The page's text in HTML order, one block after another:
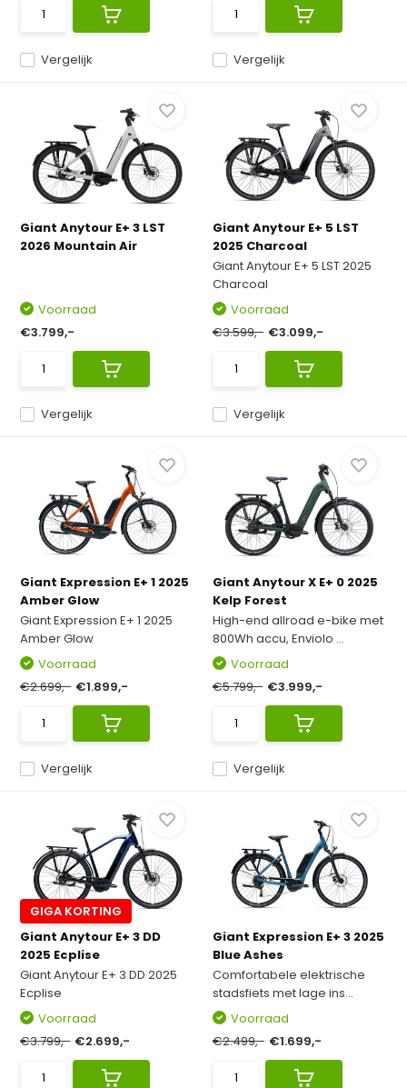
Vergelijk Vergelijk
Giant Anytour E+ 3 LST
2026 Mountain Air
Vergelijk
Voorraad
€3.799,-
Giant Anytour E+ 5 LST
2025 Charcoal
Giant Anytour E+ 5 LST 2025
Charcoal
Vergelijk
Voorraad
€3.599,- €3.099,-
Giant Expression E+ 1 2025
Amber Glow
Giant Expression E+ 1 2025
Amber Glow
Vergelijk
Voorraad
€2.699,- €1.899,-
Giant Anytour X E+ 0 2025
Kelp Forest
High-end allroad e-bike met
800Wh accu, Enviolo ...
Vergelijk
Voorraad
€5.799,- €3.999,-
GIGA KORTING
Giant Anytour E+ 3 DD
2025 Ecplise
Giant Anytour E+ 3 DD 2025
Ecplise
Voorraad
€3.799,- €2.699,-
Giant Expression E+ 3 2025
Blue Ashes
Comfortabele elektrische
stadsfiets met lage ins...
Voorraad
€2.499,- €1.699,-